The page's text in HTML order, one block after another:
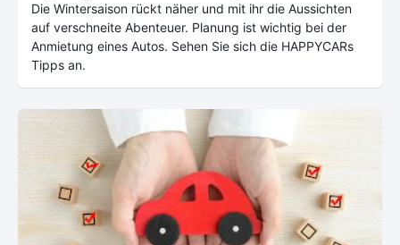
Die Wintersaison rückt näher und mit ihr die Aussichten
auf verschneite Abenteuer. Planung ist wichtig bei der
Anmietung eines Autos. Sehen Sie sich die HAPPYCARs
Tipps an.